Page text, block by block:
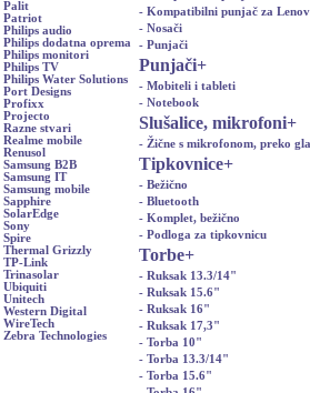
Palit
Patriot
Philips audio
Philips dodatna oprema
Philips monitori
Philips TV
Philips Water Solutions
Port Designs
Profixx
Projecto
Razne stvari
Realme mobile
Renusol
Samsung B2B
Samsung IT
Samsung mobile
Sapphire
SolarEdge
Sony
Spire
Thermal Grizzly
TP-Link
Trinasolar
Ubiquiti
Unitech
Western Digital
WireTech
Zebra Technologies
- Kompatibilni punjač za
- Nosači
- Punjači
Punjači+
- Mobiteli i tableti
- Notebook
Slušalice, mikrofoni+
- Žične s mikrofonom, preko
Tipkovnice+
- Bežično
- Bluetooth
- Komplet, bežično
- Podloga za tipkovnicu
Torbe+
- Ruksak 13.3/14"
- Ruksak 15.6"
- Ruksak 16"
- Ruksak 17,3"
- Torba 10"
- Torba 13.3/14"
- Torba 15.6"